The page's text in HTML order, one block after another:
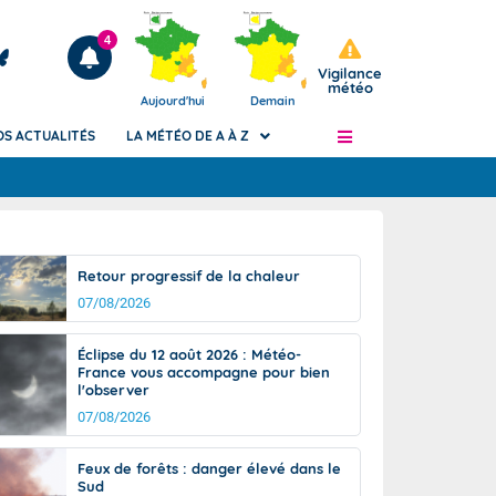
Articles
4
Aujourd'hui Demain
Vigilance
météo
de
Phénomènes dangereux de J+2 à J+7
Avertissement pluies intenses à l'échelle
des communes (Apic)
Bulletins Marine
Bulletins d'estimation du risque
d'avalanche
Météo des forêts
Vigicrues
ACTUALITÉS LA MÉTÉO DE A À Z
Retour progressif de la chaleur
07/08/2026
Éclipse du 12 août 2026 : Météo-
France vous accompagne pour bien
l'observer
07/08/2026
Feux de forêts : danger élevé dans le
Sud